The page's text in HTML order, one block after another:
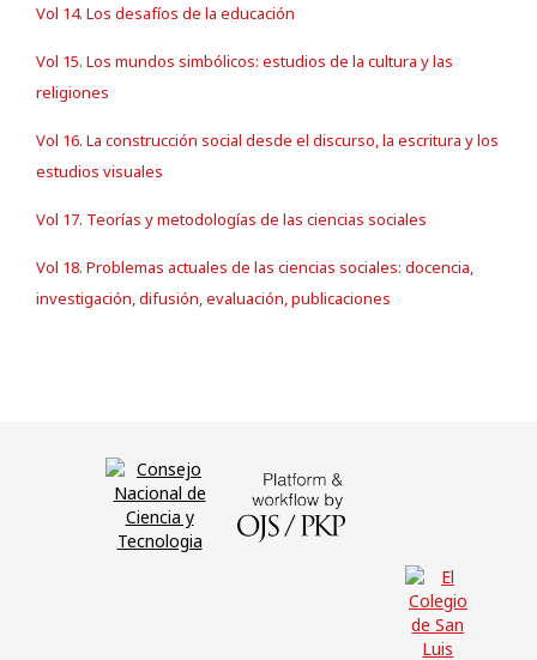
Vol 14. Los desafíos de la educación
Vol 15. Los mundos simbólicos: estudios de la cultura y las
religiones
Vol 16. La construcción social desde el discurso, la escritura y los
estudios visuales
Vol 17. Teorías y metodologías de las ciencias sociales
Vol 18. Problemas actuales de las ciencias sociales: docencia,
investigación, difusión, evaluación, publicaciones